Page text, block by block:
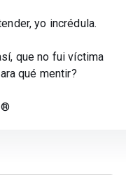
yo incrédula.
que no fui víctima
qué mentir?
®